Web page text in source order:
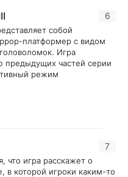
6
собой
платформер с видом
Игра
предыдущих частей серии
режим
7
что игра расскажет о
в которой игроки каким-то